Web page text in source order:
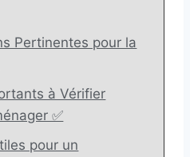
Pertinentes pour la
à Vérifier
✅
pour un